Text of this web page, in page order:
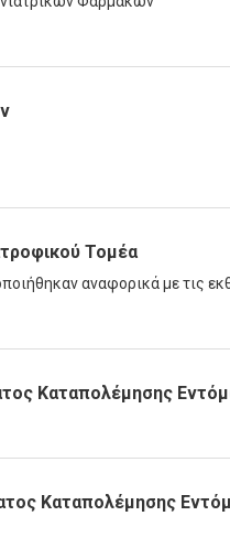
Τομέα
αναφορικά με τις
Καταπολέμησης
Καταπολέμησης